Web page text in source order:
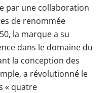
par une collaboration
de renommée
la marque a su
dans le domaine du
la conception des
a révolutionné le
« quatre